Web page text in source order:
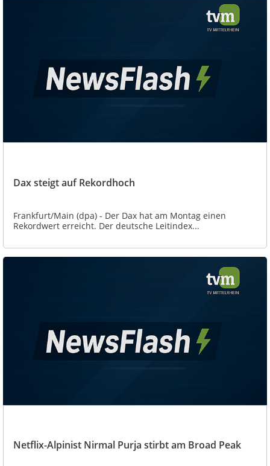
Dax steigt auf Rekordhoch
Frankfurt/Main (dpa) - Der Dax hat am Montag einen
Rekordwert erreicht. Der deutsche Leitindex...
Netflix-Alpinist Nirmal Purja stirbt am Broad Peak